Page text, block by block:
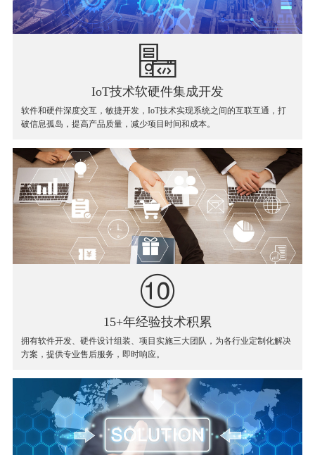
IoT技术软硬件集成开发
软件和硬件深度交互，敏捷开发，IoT技术实现系统之间的互联互通，打
破信息孤岛，提高产品质量，减少项目时间和成本。
15+年经验技术积累
拥有软件开发、硬件设计组装、项目实施三大团队，为各行业定制化解决
方案，提供专业售后服务，即时响应。